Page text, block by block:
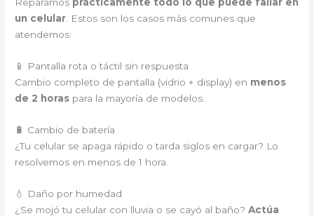
un celular . Estos son los casos más comunes que
atendemos:
📱 Pantalla rota o táctil sin respuesta
Cambio completo de pantalla (vidrio + display) en menos
de 2 horas para la mayoría de modelos.
🔋 Cambio de batería
¿Tu celular se apaga rápido o tarda siglos en cargar? Lo
resolvemos en menos de 1 hora.
💧 Daño por humedad
¿Se mojó tu celular con lluvia o se cayó al baño?Actúa